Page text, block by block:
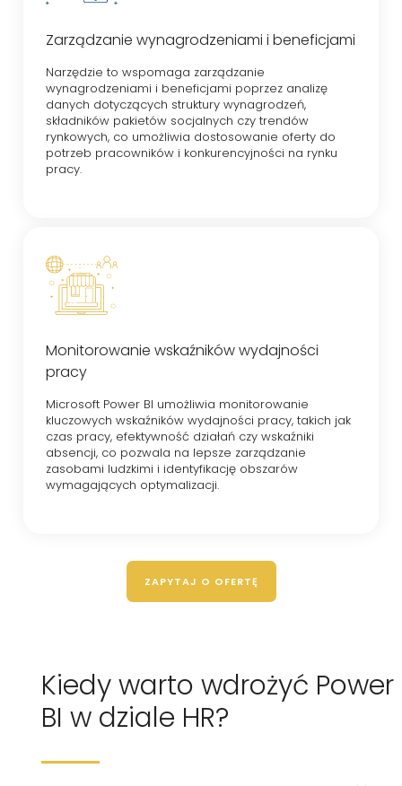
Zarządzanie wynagrodzeniami i beneficjami
Narzędzie to wspomaga zarządzanie
wynagrodzeniami i beneficjami poprzez analizę
danych dotyczących struktury wynagrodzeń,
składników pakietów socjalnych czy trendów
rynkowych, co umożliwia dostosowanie oferty do
potrzeb pracowników i konkurencyjności na rynku
pracy.
Monitorowanie wskaźników wydajności
pracy
Microsoft Power BI umożliwia monitorowanie
kluczowych wskaźników wydajności pracy, takich jak
czas pracy, efektywność działań czy wskaźniki
absencji, co pozwala na lepsze zarządzanie
zasobami ludzkimi i identyfikację obszarów
wymagających optymalizacji.
ZAPYTAJ O OFERTĘ
Kiedy warto wdrożyć Power
BI w dziale HR?